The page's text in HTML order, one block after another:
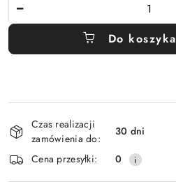
Do koszyka
i
dostawa
Czas realizacji
zamówienia do:
30 dni
Cena przesyłki:
0